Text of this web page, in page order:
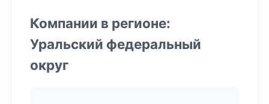
Компании в регионе:
Уральский федеральный
округ